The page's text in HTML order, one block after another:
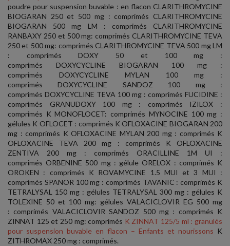
poudre pour suspension buvable : en flacon CLARITHROMYCINE
BIOGARAN 250 et 500 mg : comprimés CLARITHROMYCINE
BIOGARAN 500 mg LM : comprimés CLARITHROMYCINE
RANBAXY 250 et 500 mg: comprimés CLARITHROMYCINE TEVA
250 et 500 mg: comprimés CLARITHROMYCINE TEVA 500 mg LM
: comprimés DOXY 50 et 100 mg :
comprimés DOXYCYCLINE BIOGARAN 100 mg :
comprimés DOXYCYCLINE MYLAN 100 mg :
comprimés DOXYCYCLINE SANDOZ 100 mg :
comprimés DOXYCYCLINE TEVA 100 mg : comprimés FUCIDINE :
comprimés GRANUDOXY 100 mg : comprimés IZILOX :
comprimés K MONOFLOCET: comprimés MYNOCINE 100 mg :
gélules K OFLOCET : comprimés K OFLOXACINE BIOGARAN 200
mg : comprimés K OFLOXACINE MYLAN 200 mg : comprimés K
OFLOXACINE TEVA 200 mg : comprimés K OFLOXACINE
ZENTIVA 200 mg : comprimés ORACILLINE 1M UI :
comprimés ORBENINE 500 mg : gélule ORELOX : comprimés K
OROKEN : comprimés K ROVAMYCINE 1.5 MUI et 3 MUI :
comprimés SPANOR 100 mg : comprimés TAVANIC : comprimés K
TETRALYSAL 150 mg : gélules TETRALYSAL 300 mg : gélules K
TOLEXINE 50 et 100 mg: gélules VALACICLOVIR EG 500 mg
: comprimés VALACICLOVIR SANDOZ 500 mg : comprimés K
ZINNAT 125 et 250 mg: comprimés K ZINNAT 125/5 ml : granulés
pour suspension buvable en flacon – Enfants et nourissons K
ZITHROMAX 250 mg : comprimés.